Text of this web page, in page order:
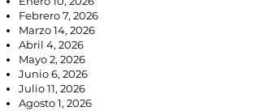
Febrero 7, 2026
Marzo 14, 2026
Abril 4, 2026
Mayo 2, 2026
Junio 6, 2026
Julio 11, 2026
Agosto 1, 2026